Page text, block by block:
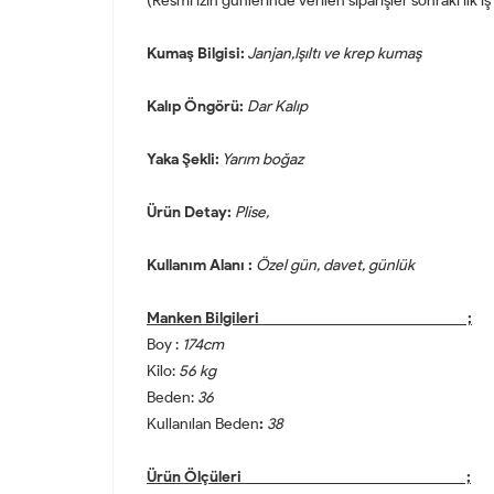
Kumaş Bilgisi: Janjan,Işıltı ve krep kumaş
Kalıp Öngörü: Dar Kalıp
Yaka Şekli: Yarım boğaz
Ürün Detay: Plise,
Kullanım Alanı : Özel gün, davet, günlük
Manken Bilgileri ;
Boy : 174cm
Kilo: 56 kg
Beden: 36
Kullanılan Beden: 38
Ürün Ölçüleri ;